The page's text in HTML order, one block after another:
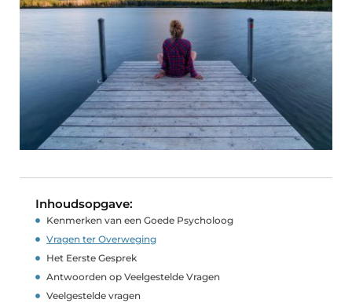
Inhoudsopgave:
Kenmerken van een Goede Psycholoog
Vragen ter Overweging
Het Eerste Gesprek
Antwoorden op Veelgestelde Vragen
Veelgestelde vragen